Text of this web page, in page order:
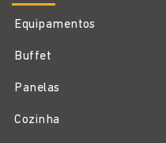
Equipamentos
Buffet
Panelas
Cozinha